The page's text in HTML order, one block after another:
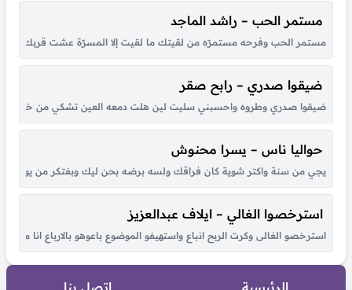
مستمر الحب – راشد الماجد
مستمر الحب وفرحه مستمرّه من لقيتك ما لقيت إلا المسرّة عشت قربك
ضيقوا صدري – رابح صقر
ضيقوا صدري وطروه واحسبني سليت لين هلت دمعه العين تشكي من خطاه لي
حواليا ناس – يسرا محنوش
يجي من سنة واكتر شوية كان فراقك ولسه برضه بحن ليك وبفتكر من يوم
استرخصوا الغالي – ايلاف عبدالعزيز
استرخصو الغالى وكرت الربح انباع واستهيفو الموضوع باعوهو بالارباع انا